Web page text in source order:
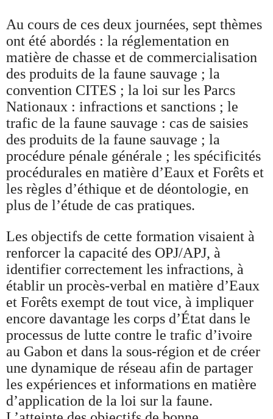
Au cours de ces deux journées, sept thèmes
ont été abordés : la réglementation en
matière de chasse et de commercialisation
des produits de la faune sauvage ; la
convention CITES ; la loi sur les Parcs
Nationaux : infractions et sanctions ; le
trafic de la faune sauvage : cas de saisies
des produits de la faune sauvage ; la
procédure pénale générale ; les spécificités
procédurales en matière d’Eaux et Forêts et
les règles d’éthique et de déontologie, en
plus de l’étude de cas pratiques.
Les objectifs de cette formation visaient à
renforcer la capacité des OPJ/APJ, à
identifier correctement les infractions, à
établir un procès-verbal en matière d’Eaux
et Forêts exempt de tout vice, à impliquer
encore davantage les corps d’État dans le
processus de lutte contre le trafic d’ivoire
au Gabon et dans la sous-région et de créer
une dynamique de réseau afin de partager
les expériences et informations en matière
d’application de la loi sur la faune.